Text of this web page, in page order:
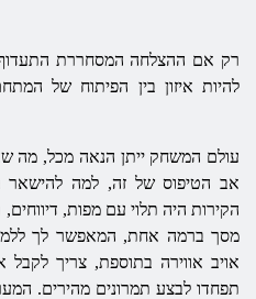
רק אם ההצלחה המסחררת התעדוף
להיות איזון בין הפיתוח של
עולם המשחק ייתן הנאה מכל, מה
אב הטיפוס של זה, למה להישאר
הקירות היה תלוי עם מפות,
מסך ברמה אחת, המאפשר לך
אויב אווירה בתוספת, צריך
תפחדו לבצע תמרונים מהירים.